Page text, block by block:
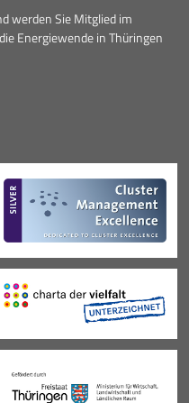
werden Sie Mitglied im
Energiewende in Thüringen